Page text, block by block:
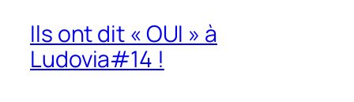
Ils ont dit « OUI » à
Ludovia#14 !